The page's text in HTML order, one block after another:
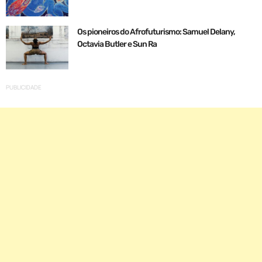
Os pioneiros do Afrofuturismo: Samuel Delany,
Octavia Butler e Sun Ra
PUBLICIDADE